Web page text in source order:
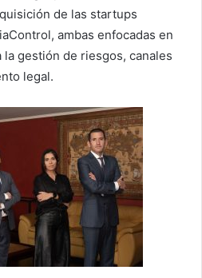
de las startups
ambas enfocadas en
gestión de riesgos, canales
legal.